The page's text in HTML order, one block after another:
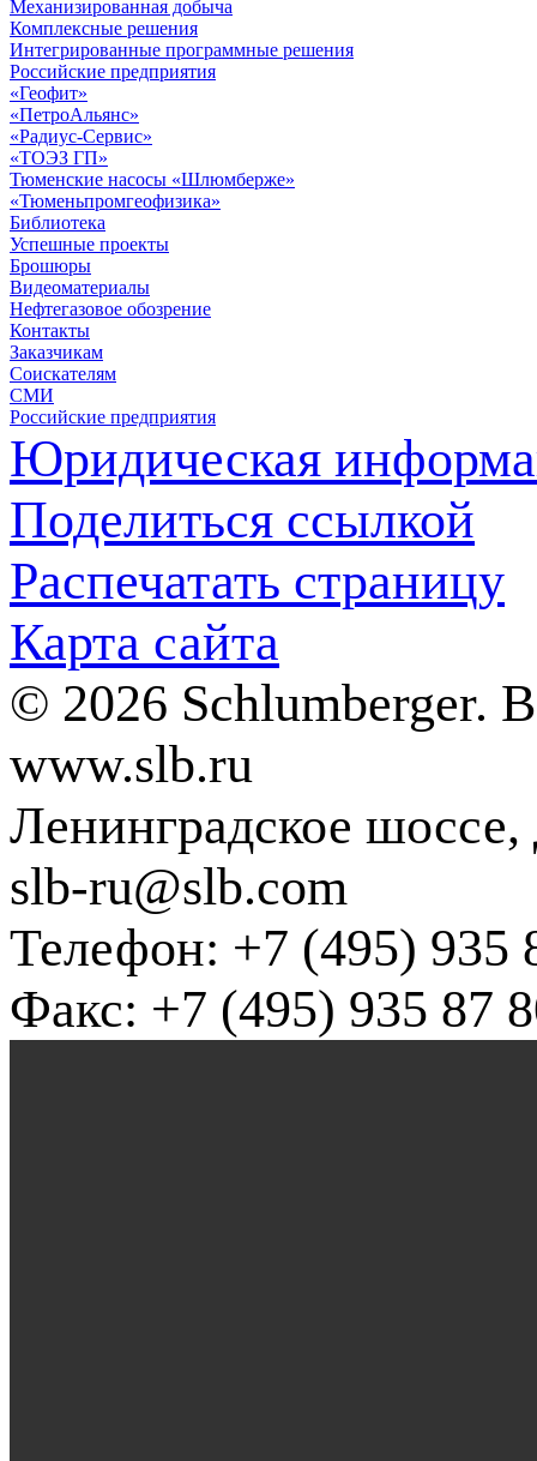
Механизированная добыча
Комплексные решения
Интегрированные программные решения
Российские предприятия
«Геофит»
«ПетроАльянс»
«Радиус-Сервис»
«ТОЭЗ ГП»
Тюменские насосы «Шлюмберже»
«Тюменьпромгеофизика»
Библиотека
Успешные проекты
Брошюры
Видеоматериалы
Нефтегазовое обозрение
Контакты
Заказчикам
Соискателям
СМИ
Российские предприятия
Юридическая
Поделиться ссылкой
Распечатать страницу
Карта сайта
© 2026 Schlumberger.
www.slb.ru
Ленинградское
slb-ru@slb.com
Телефон: +7 (495) 935
Факс: +7 (495) 935 87